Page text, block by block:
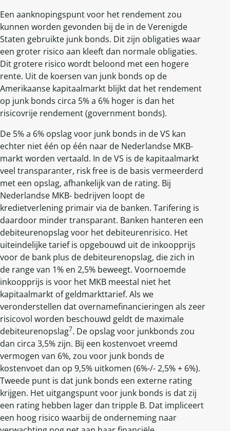
Een aanknopingspunt voor het rendement zou
kunnen worden gevonden bij de in de Verenigde
Staten gebruikte junk bonds. Dit zijn obligaties waar
een groter risico aan kleeft dan normale obligaties.
Dit grotere risico wordt beloond met een hogere
rente. Uit de koersen van junk bonds op de
Amerikaanse kapitaalmarkt blijkt dat het rendement
op junk bonds circa 5% a 6% hoger is dan het
risicovrije rendement (government bonds).
De 5% a 6% opslag voor junk bonds in de VS kan
echter niet één op één naar de Nederlandse MKB-
markt worden vertaald. In de VS is de kapitaalmarkt
veel transparanter, risk free is de basis vermeerderd
met een opslag, afhankelijk van de rating. Bij
Nederlandse MKB- bedrijven loopt de
kredietverlening primair via de banken. Tarifering is
daardoor minder transparant. Banken hanteren een
debiteurenopslag voor het debiteurenrisico. Het
uiteindelijke tarief is opgebouwd uit de inkoopprijs
voor de bank plus de debiteurenopslag, die zich in
de range van 1% en 2,5% beweegt. Voornoemde
inkoopprijs is voor het MKB meestal niet het
kapitaalmarkt of geldmarkttarief. Als we
veronderstellen dat overnamefinancieringen als zeer
risicovol worden beschouwd geldt de maximale
debiteurenopslag7. De opslag voor junkbonds zou
dan circa 3,5% zijn. Bij een kostenvoet vreemd
vermogen van 6%, zou voor junk bonds de
kostenvoet dan op 9,5% uitkomen (6%-/- 2,5% + 6%).
Tweede punt is dat junk bonds een externe rating
krijgen. Het uitgangspunt voor junk bonds is dat zij
een rating hebben lager dan tripple B. Dat impliceert
een hoog risico waarbij de onderneming naar